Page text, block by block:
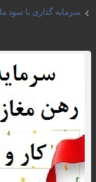
سرمایه گذاری با سود